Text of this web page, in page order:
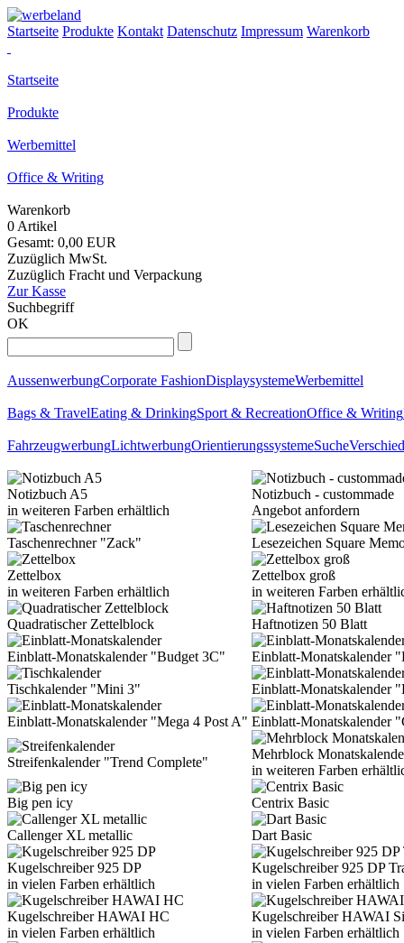
Startseite Produkte Kontakt Datenschutz Impressum Warenkorb
Startseite
Produkte
Werbemittel
Office & Writing
Warenkorb
0 Artikel
Gesamt: 0,00 EUR
Zuzüglich MwSt.
Zuzüglich Fracht und Verpackung
Zur Kasse
Suchbegriff
OK
AussenwerbungCorporate FashionDisplaysystemeWerbemittel
Bags & TravelEating & DrinkingSport & RecreationOffice & Writing
FahrzeugwerbungLichtwerbungOrientierungssystemeSuche
Notizbuch A5
in weiteren Farben erhältlich
Notizbuch - custommade
Angebot anfordern
Taschenrechner "Zack" Lesezeichen Square
Zettelbox
in weiteren Farben erhältlich
Zettelbox groß
in weiteren Farben
Quadratischer Zettelblock Haftnotizen 50 Blatt
Einblatt-Monatskalender "Budget 3C" Einblatt-Monatskalender
Tischkalender "Mini 3" Einblatt-Monatskalender
Einblatt-Monatskalender "Mega 4 Post A" Einblatt-Monatskalender
Streifenkalender "Trend Complete"
Mehrblock
in weiteren Farben
Big pen icy Centrix Basic
Callenger XL metallic Dart Basic
Kugelschreiber 925 DP
in vielen Farben erhältlich
Kugelschreiber 925 DP
in vielen Farben erhältlich
Kugelschreiber HAWAI HC
in vielen Farben erhältlich
Kugelschreiber HAWAI
in vielen Farben erhältlich